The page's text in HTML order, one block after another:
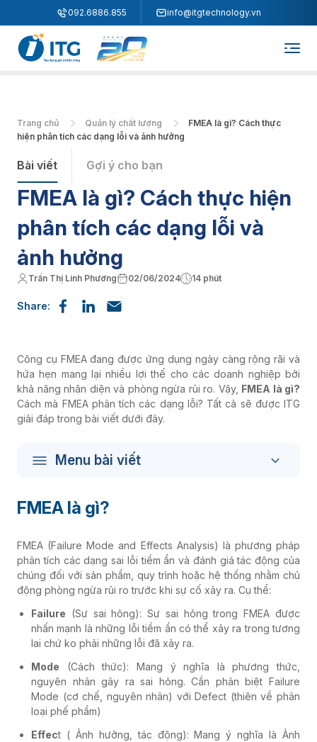
092.6886.855 info@itgtechnology.vn
Trang chủ Quản lý chất lượng
FMEA là gì? Cách thực
hiện phân tích các dạng lỗi và ảnh hưởng
Bài viết Gợi ý cho bạn
FMEA là gì? Cách thực hiện
phân tích các dạng lỗi và
ảnh hưởng
Trần Thị Linh Phương 02/06/2024 14 phút
Share:
Công cụ FMEA đang được ứng dụng ngày càng rộng rãi và
hứa hẹn mang lại nhiều lợi thế cho các doanh nghiệp bởi
khả năng nhận diện và phòng ngừa rủi ro. Vậy, FMEA là gì?
Cách mà FMEA phân tích các dạng lỗi? Tất cả sẽ được ITG
giải đáp trong bài viết dưới đây.
Menu bài viết
FMEA là gì?
FMEA (Failure Mode and Effects Analysis) là phương pháp
phân tích các dạng sai lỗi tiềm ẩn và đánh giá tác động của
chúng đối với sản phẩm, quy trình hoặc hệ thống nhằm chủ
động phòng ngừa rủi ro trước khi sự cố xảy ra. Cụ thể:
Failure (Sự sai hỏng): Sự sai hỏng trong FMEA được
nhấn mạnh là những lỗi tiềm ẩn có thể xảy ra trong tương
lai chứ ko phải những lỗi đã xảy ra.
Mode (Cách thức): Mang ý nghĩa là phương thức,
nguyên nhân gây ra sai hỏng. Cần phân biệt Failure
Mode (cơ chế, nguyên nhân) với Defect (thiên về phân
loại phế phẩm)
Effect ( Ảnh hưởng, tác động): Mang ý nghĩa là Ảnh